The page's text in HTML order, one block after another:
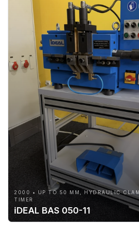
2000 • UP TO 50 MM, HYDRAULIC
TIMER
iDEAL BAS 050-11